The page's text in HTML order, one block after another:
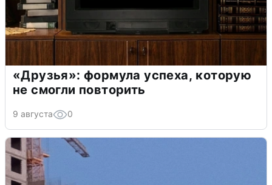
«Друзья»: формула успеха, которую
не смогли повторить
9 августа 0